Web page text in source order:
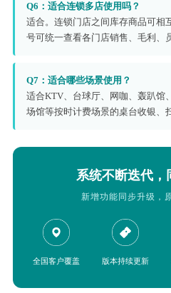
Q6：适合连锁多店使用吗？
适合。连锁门店之间库存商品可相
号可统一查看各门店销售、毛利、
Q7：适合哪些场景使用？
适合KTV、台球厅、网咖、轰趴馆
场馆等按时计费场景的桌台收银、
系统不断迭代，
新增功能同步升级，
全国客户覆盖 版本持续更新